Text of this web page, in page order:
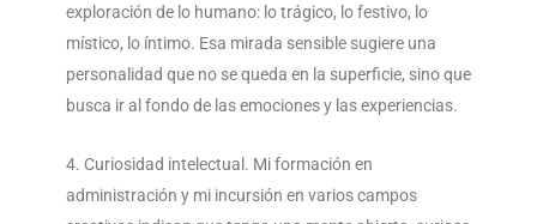
exploración de lo humano: lo trágico, lo festivo, lo
místico, lo íntimo. Esa mirada sensible sugiere una
personalidad que no se queda en la superficie, sino que
busca ir al fondo de las emociones y las experiencias.
Curiosidad intelectual. Mi formación en
administración y mi incursión en varios campos